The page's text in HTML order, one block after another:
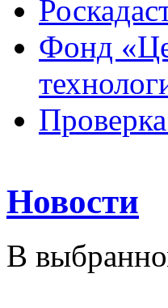
Фонд
Новости
В